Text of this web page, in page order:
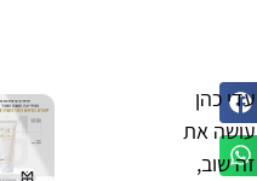
עדי כהן
עושה את
זה שוב,